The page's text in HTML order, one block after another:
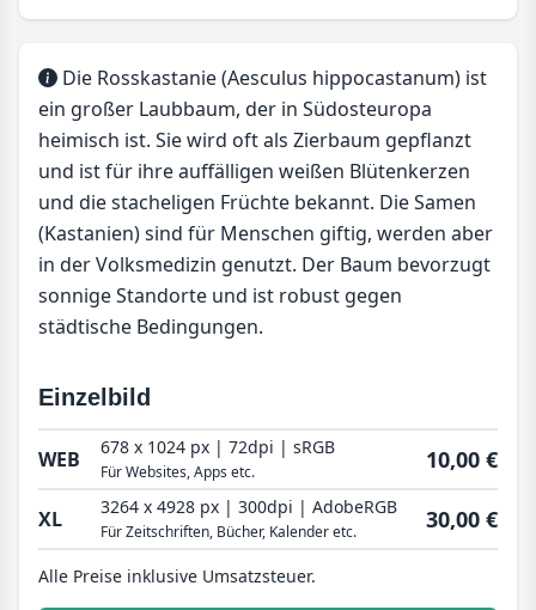
Die Rosskastanie (Aesculus hippocastanum) ist
ein großer Laubbaum, der in Südosteuropa
heimisch ist. Sie wird oft als Zierbaum gepflanzt
und ist für ihre auffälligen weißen Blütenkerzen
und die stacheligen Früchte bekannt. Die Samen
(Kastanien) sind für Menschen giftig, werden aber
in der Volksmedizin genutzt. Der Baum bevorzugt
sonnige Standorte und ist robust gegen
städtische Bedingungen.
Einzelbild
WEB 678 x 1024 px | 72dpi | sRGB
Für Websites, Apps etc. 10,00 €
XL 3264 x 4928 px | 300dpi | AdobeRGB
Für Zeitschriften, Bücher, Kalender etc. 30,00 €
Alle Preise inklusive Umsatzsteuer.